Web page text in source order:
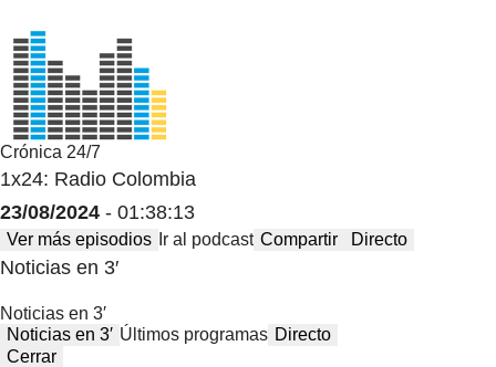
Crónica 24/7
1x24: Radio Colombia
23/08/2024 - 01:38:13
Ver más episodios Ir al podcast Compartir Directo
Noticias en 3′
Noticias en 3′
Noticias en 3′ Últimos programas Directo
Cerrar